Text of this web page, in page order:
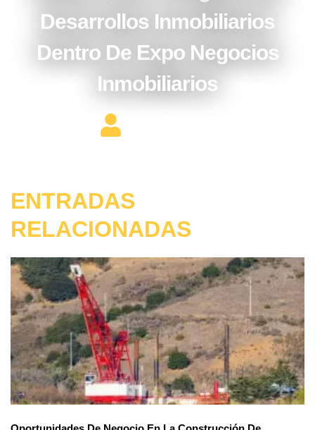
Desarrollos Inmobiliarios
Dentro De Expo Negocios
Inmobiliarios
ENTRADAS
RELACIONADAS